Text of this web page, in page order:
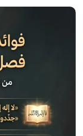
الصورة